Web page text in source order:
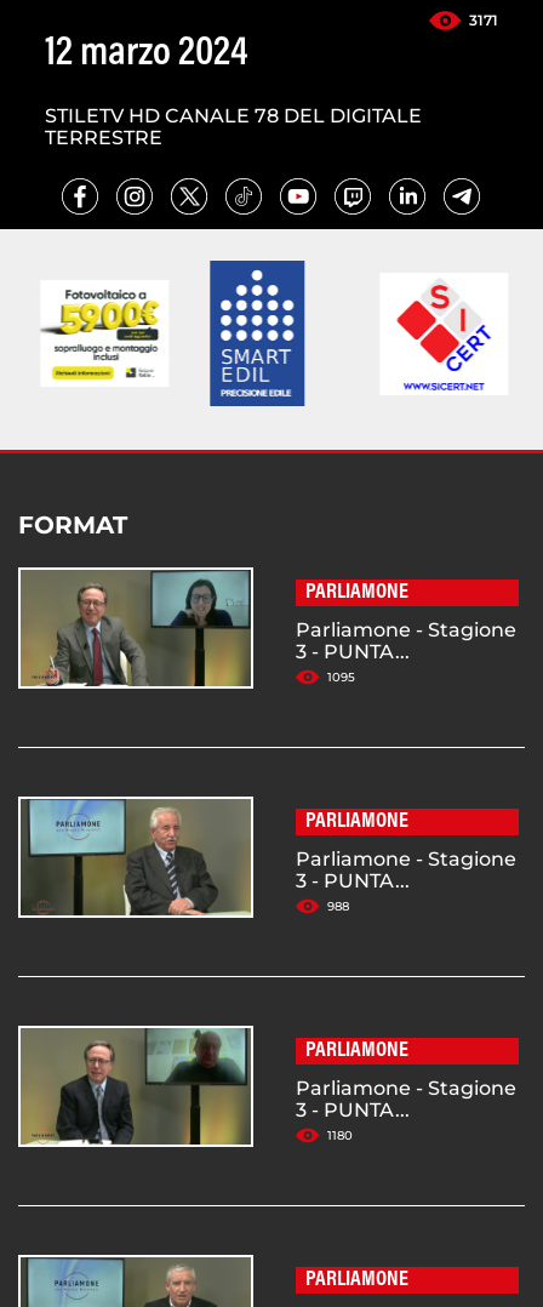
3171
12 marzo 2024
STILETV HD CANALE 78 DEL DIGITALE
TERRESTRE
FORMAT
PARLIAMONE
Parliamone - Stagione
3 - PUNTA...
1095
PARLIAMONE
Parliamone - Stagione
3 - PUNTA...
988
PARLIAMONE
Parliamone - Stagione
3 - PUNTA...
1180
PARLIAMONE